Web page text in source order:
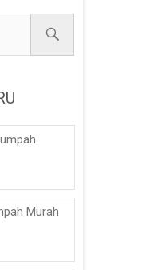
Murah